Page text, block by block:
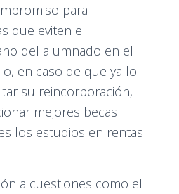
para
que eviten el
del alumnado en el
en caso de que ya lo
su reincorporación,
mejores becas
los estudios en rentas
a cuestiones como el